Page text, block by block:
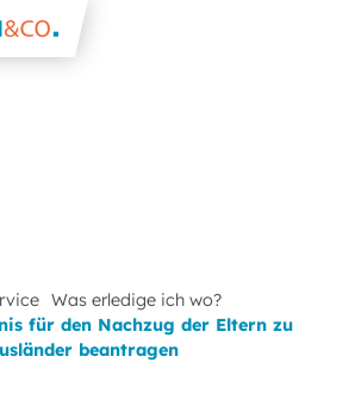
Was erledige ich wo?
für den Nachzug der Eltern zu
beantragen